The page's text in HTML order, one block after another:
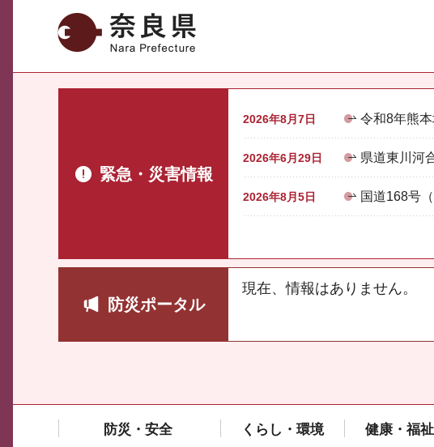
奈良県
緊急・災害情報
2026年8月7日 令和8年熊
2026年6月29日 県道東川河
2026年8月5日 国道168号
防災ポータル
現在、情報はありません。
防災・安全 くらし・環境 健康・福祉